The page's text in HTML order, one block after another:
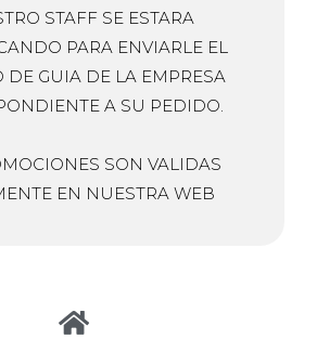
STAFF SE ESTARA
PARA ENVIARLE EL
DE GUIA DE LA EMPRESA
A SU PEDIDO.
SON VALIDAS
EN NUESTRA WEB